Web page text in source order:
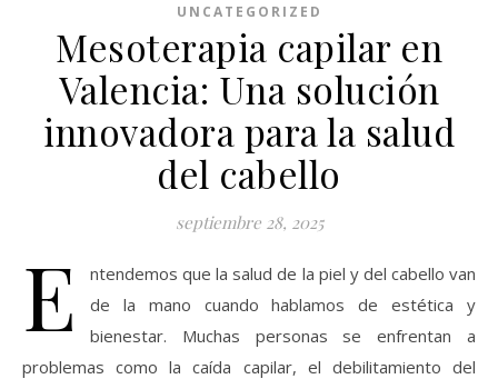
UNCATEGORIZED
Mesoterapia capilar en
Valencia: Una solución
innovadora para la salud
del cabello
septiembre 28, 2025
E
ntendemos que la salud de la piel y del cabello van
de la mano cuando hablamos de estética y
bienestar. Muchas personas se enfrentan a
problemas como la caída capilar, el debilitamiento del